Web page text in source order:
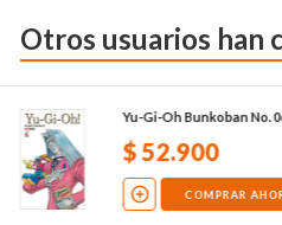
Otros usuarios han
Yu-Gi-Oh Bunkoban No.
$52.900
COMPRAR